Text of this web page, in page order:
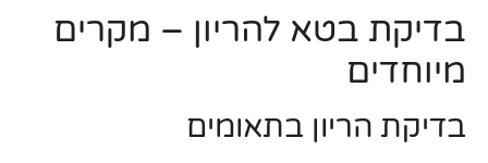
בדיקת בטא להריון – מקרים
מיוחדים
בדיקת הריון בתאומים